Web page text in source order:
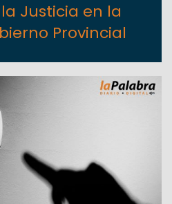
Justicia en la
Provincial